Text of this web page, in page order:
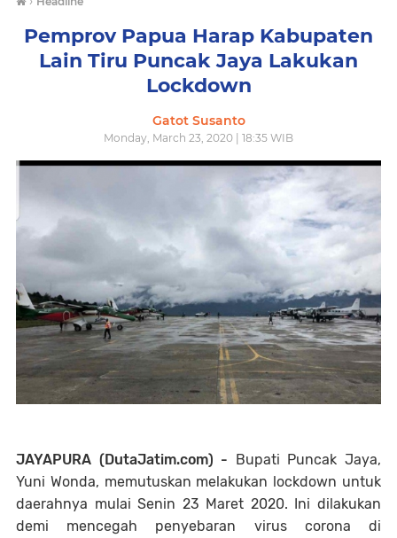
Pemprov Papua Harap Kabupaten
Lain Tiru Puncak Jaya Lakukan
Lockdown
Gatot Susanto
Monday, March 23, 2020 | 18:35 WIB
JAYAPURA (DutaJatim.com) - Bupati Puncak Jaya,
Yuni Wonda, memutuskan melakukan lockdown untuk
daerahnya mulai Senin 23 Maret 2020. Ini dilakukan
demi mencegah penyebaran virus corona di